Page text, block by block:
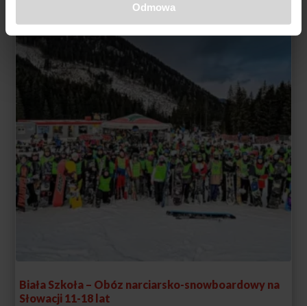
Odmowa
Biała Szkoła – Obóz narciarsko-snowboardowy na
Słowacji 11-18 lat